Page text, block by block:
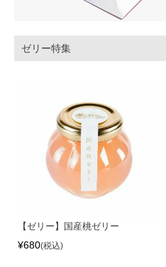
ゼリー特集
【ゼリー】国産桃ゼリー
¥680 税込